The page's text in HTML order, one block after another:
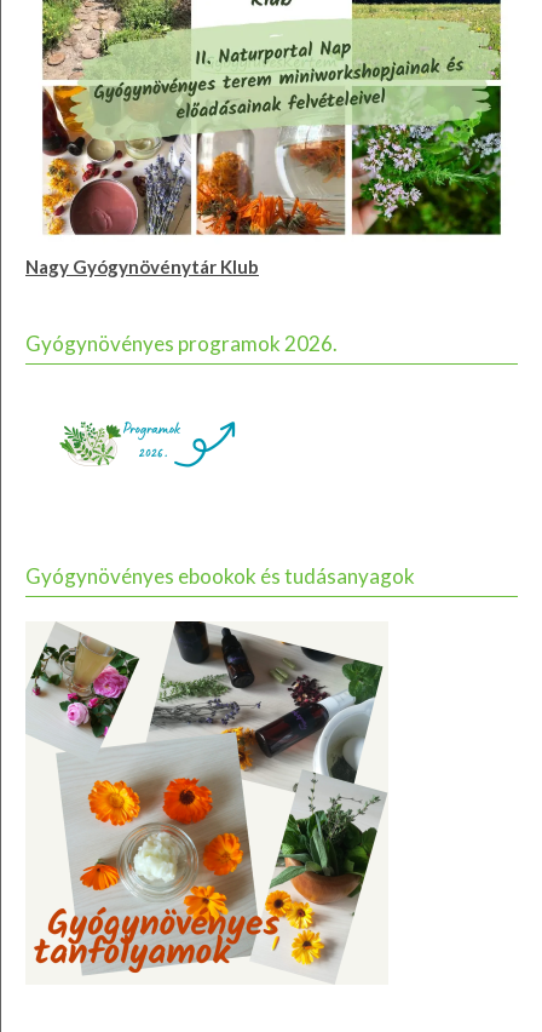
Nagy Gyógynövénytár Klub
Gyógynövényes programok 2026.
Gyógynövényes ebookok és tudásanyagok